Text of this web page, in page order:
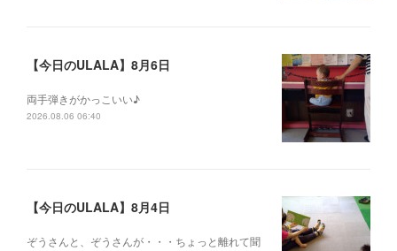
【今日のULALA】8月6日
両手弾きがかっこいい♪
2026.08.06 06:40
【今日のULALA】8月4日
ぞうさんと、ぞうさんが・・・ちょっと離れて聞